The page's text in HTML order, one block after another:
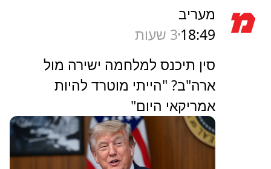
מעריב
18:49 3 שעות
סין תיכנס למלחמה ישירה מול
ארה"ב? "הייתי מוטרד להיות
אמריקאי היום"